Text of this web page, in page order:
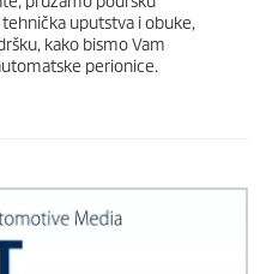
uputstva i obuke,
kako bismo Vam
perionice.